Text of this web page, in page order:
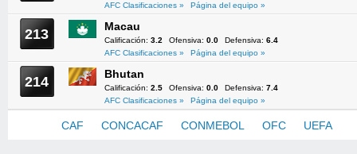
AFC Clasificaciones »
Página del equipo »
213 Macau
Calificación: 3.2 Ofensiva: 0.0 Defensiva: 6.4
AFC Clasificaciones »
Página del equipo »
214 Bhutan
Calificación: 2.5 Ofensiva: 0.0 Defensiva: 7.4
AFC Clasificaciones »
Página del equipo »
CAF CONCACAF CONMEBOL OFC UEFA